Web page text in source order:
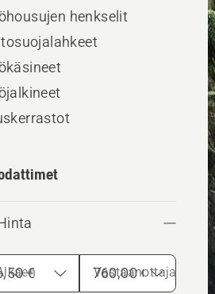
henkselit
Vastaanottaja